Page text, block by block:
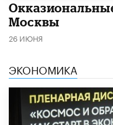
Москвы
26 ИЮНЯ
ЭКОНОМИКА